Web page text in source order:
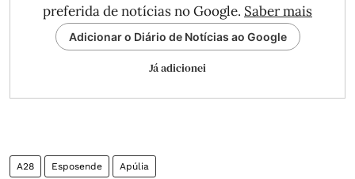
preferida de notícias no Google. Saber mais
Adicionar o Diário de Notícias ao Google
Já adicionei
A28 Esposende Apúlia